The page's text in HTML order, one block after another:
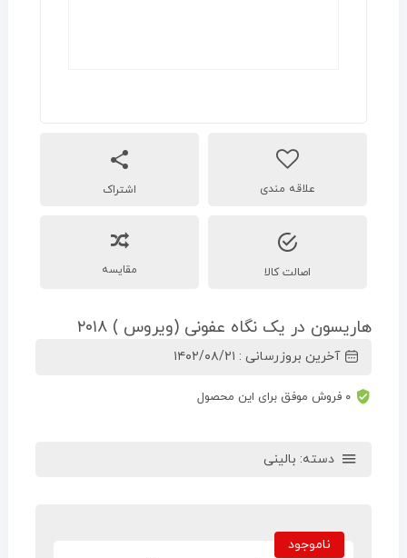
اشتراک
اصالت کالا مقایسه
هاریسون در یک نگاه عفونی (ویروس ) ۲۰۱۸
آخرین بروزرسانی : ۱۴۰۲/۰۸/۲۱
۰ فروش موفق برای این محصول
دسته: بالینی
ناموجود